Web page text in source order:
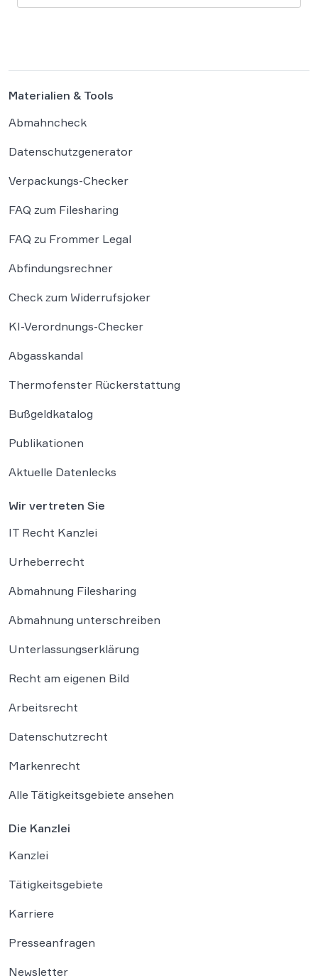
automatisierten KI-Zusammenfassungen
Materialien & Tools
Abmahncheck
Datenschutzgenerator
Verpackungs-Checker
FAQ zum Filesharing
FAQ zu Frommer Legal
Abfindungsrechner
Check zum Widerrufsjoker
KI-Verordnungs-Checker
Abgasskandal
Thermofenster Rückerstattung
Bußgeldkatalog
Publikationen
Aktuelle Datenlecks
Wir vertreten Sie
IT Recht Kanzlei
Urheberrecht
Abmahnung Filesharing
Abmahnung unterschreiben
Unterlassungserklärung
Recht am eigenen Bild
Arbeitsrecht
Datenschutzrecht
Markenrecht
Alle Tätigkeitsgebiete ansehen
Die Kanzlei
Kanzlei
Tätigkeitsgebiete
Karriere
Presseanfragen
Newsletter